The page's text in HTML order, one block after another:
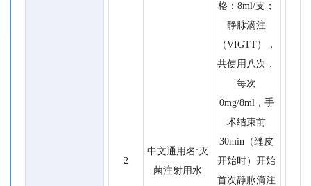
2
中文通用名:灭
菌注射用水
格：8ml/支；
静脉滴注
（VIGTT），
共使用八次，
每次
0mg/8ml，手
术结束前
30min（缝皮
开始时）开始
首次静脉滴注